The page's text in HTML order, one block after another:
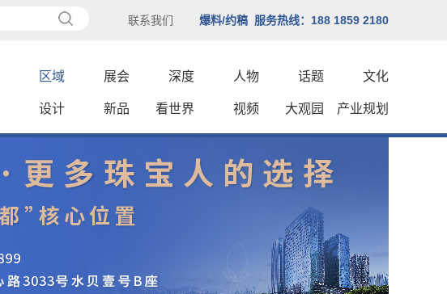
联系我们 爆料/约稿 服务热线：188 1859 2180
区域 展会 深度 人物 话题 文化
设计 新品 看世界 视频 大观园 产业规划